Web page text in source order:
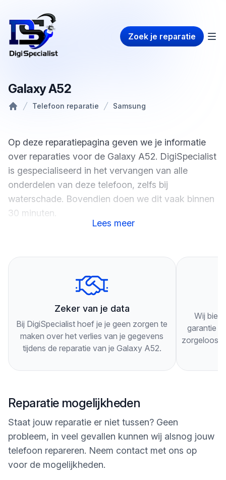
Zoek je reparatie
Galaxy A52
Telefoon reparatie Samsung
Op deze reparatiepagina geven we je informatie
over reparaties voor de Galaxy A52. DigiSpecialist
is gespecialiseerd in het vervangen van alle
onderdelen van deze telefoon, zelfs bij
waterschade. Bovendien doen we dit vaak binnen
30 minuten.
grondig inspecteren en je adviseren over de beste
oplossing voor je specifieke probleem.
Onze technici werken snel en efficiënt, zodat je zo
snel mogelijk weer gebruik kunt maken van je
Galaxy A52. Als je nog vragen hebt of langs wilt
komen, kun je ons altijd bellen of een bericht
sturen via onze website. Wij staan klaar om je te
Lees meer
Zeker van je data
Bij DigiSpecialist hoef je je geen zorgen te
maken over het verlies van je gegevens
tijdens de reparatie van je Galaxy A52.
Wij
garantie
zorgeloos
Reparatie mogelijkheden
Staat jouw reparatie er niet tussen? Geen
probleem, in veel gevallen kunnen wij alsnog jouw
telefoon repareren. Neem contact met ons op
voor de mogelijkheden.